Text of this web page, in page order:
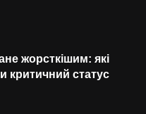
жорсткішим: які
критичний статус